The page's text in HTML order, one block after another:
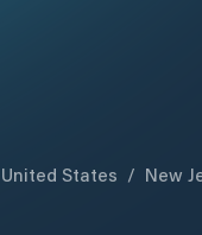
United States / New